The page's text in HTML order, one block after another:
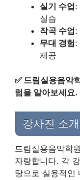
실기 수업 :
실습
작곡 수업 :
무대 경험:
제공
✅ 드림실용음악
럼을 알아보세요.
강사진 소개
드림실용음악학
자랑합니다. 각
탕으로 실용적인